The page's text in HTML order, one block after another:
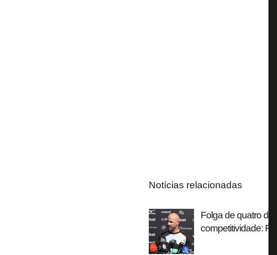
Notícias relacionadas
Folga de quatro
competitividade: